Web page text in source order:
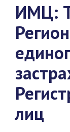
ИМЦ:
лиц